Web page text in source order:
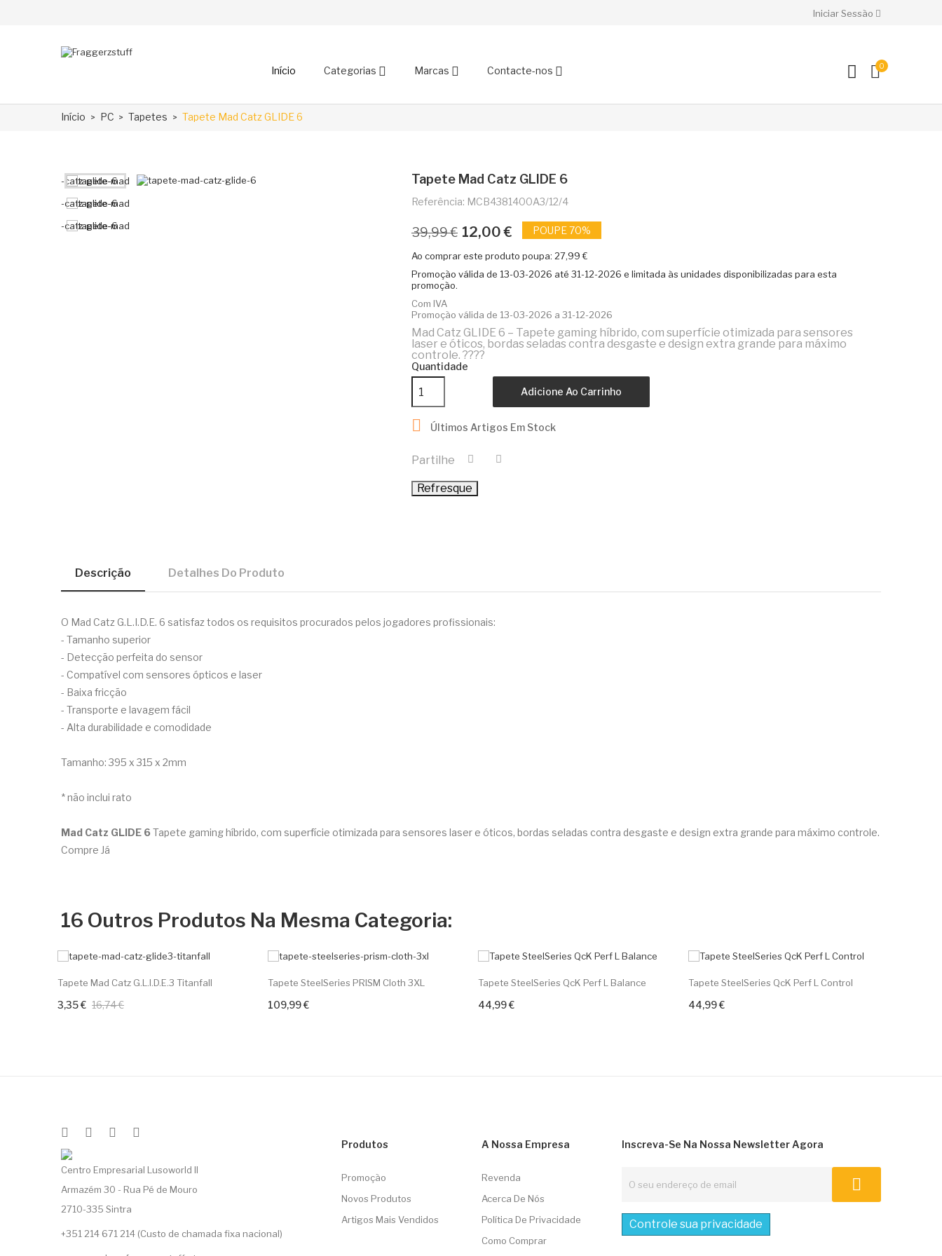
Iniciar Sessão
Início Categorias Marcas Contacte-nos 0
Início PC Tapetes Tapete Mad Catz GLIDE 6
Tapete Mad Catz GLIDE 6
Referência: MCB4381400A3/12/4
39,99 € 12,00 € POUPE 70%
Ao comprar este produto poupa: 27,99 €
Promoção válida de 13-03-2026 até 31-12-2026 e limitada às unidades disponibilizadas para esta
promoção.
Com IVA
Promoção válida de 13-03-2026 a 31-12-2026
Mad Catz GLIDE 6 – Tapete gaming híbrido, com superfície otimizada para sensores
laser e óticos, bordas seladas contra desgaste e design extra grande para máximo
controle. ????
Quantidade
Adicione Ao Carrinho
 Últimos Artigos Em Stock
Partilhe
Descrição Detalhes Do Produto
O Mad Catz G.L.I.D.E. 6 satisfaz todos os requisitos procurados pelos jogadores profissionais:
- Tamanho superior
- Detecção perfeita do sensor
- Compatível com sensores ópticos e laser
- Baixa fricção
- Transporte e lavagem fácil
- Alta durabilidade e comodidade
Tamanho: 395 x 315 x 2mm
* não inclui rato
Mad Catz GLIDE 6 Tapete gaming híbrido, com superfície otimizada para sensores laser e óticos, bordas seladas contra desgaste e design extra grande para máximo controle.
Compre Já
16 Outros Produtos Na Mesma Categoria:
Tapete Mad Catz G.L.I.D.E.3 Titanfall
3,35 € 16,74 €
Tapete SteelSeries PRISM Cloth 3XL
109,99 €
Tapete SteelSeries QcK Perf L Balance
44,99 €
Tapete SteelSeries QcK Perf L Control
44,99 €
Centro Empresarial Lusoworld II
Armazém 30 - Rua Pé de Mouro
2710-335 Sintra
+351 214 671 214 (Custo de chamada fixa nacional)
Produtos
Promoção
Novos Produtos
Artigos Mais Vendidos
A Nossa Empresa
Revenda
Acerca De Nós
Política De Privacidade
Como Comprar
Inscreva-Se Na Nossa Newsletter Agora
Controle sua privacidade